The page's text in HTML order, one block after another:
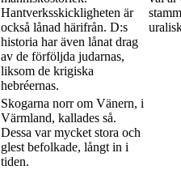
Hantverksskickligheten är
också lånad härifrån. D:s
historia har även lånat drag
av de förföljda judarnas,
liksom de krigiska
hebréernas.
Skogarna norr om Vänern, i
Värmland, kallades så.
Dessa var mycket stora och
glest befolkade, långt in i
tiden.